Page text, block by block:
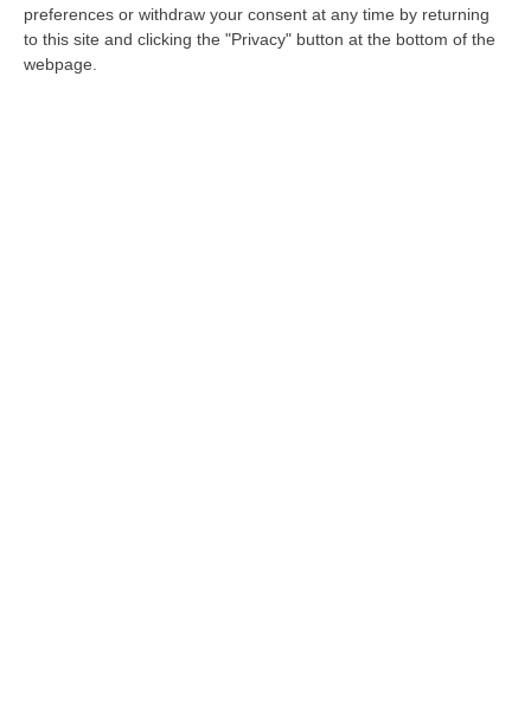
preferences or withdraw your consent at any time by returning
to this site and clicking the "Privacy" button at the bottom of the
webpage.
50 anni, coltivatore agricolo, originario di San
Vincenzo la Costa.